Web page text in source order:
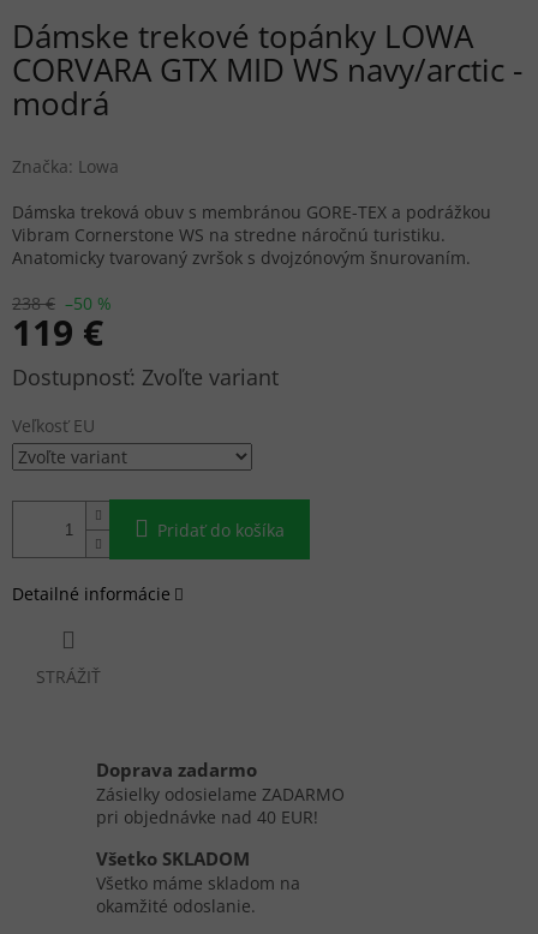
Dámske trekové topánky LOWA
CORVARA GTX MID WS navy/arctic -
modrá
Značka: Lowa
238 € –50 %
119 €
Jednotková
Zvoľte variant
Veľkosť EU
Pridať do košíka
Dámska treková obuv s membránou GORE-TEX a podrážkou
Vibram Cornerstone WS na stredne náročnú turistiku.
Anatomicky tvarovaný zvršok s dvojzónovým šnurovaním.
Detailné informácie
STRÁŽIŤ
Doprava zadarmo
Zásielky odosielame ZADARMO
pri objednávke nad 40 EUR!
Všetko SKLADOM
Všetko máme skladom na
okamžité odoslanie.